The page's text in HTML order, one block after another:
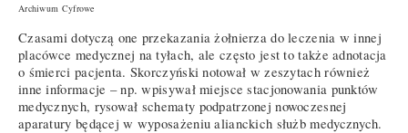
Archiwum Cyfrowe
Czasami dotyczą one przekazania żołnierza do leczenia w innej
placówce medycznej na tyłach, ale często jest to także adnotacja
o śmierci pacjenta. Skorczyński notował w zeszytach również
inne informacje – np. wpisywał miejsce stacjonowania punktów
medycznych, rysował schematy podpatrzonej nowoczesnej
aparatury będącej w wyposażeniu alianckich służb medycznych.